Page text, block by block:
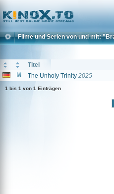
Home
Filme und Serien von und mit:
Titel
The Unholy Trinity 2025
1 bis 1 von 1 Einträgen